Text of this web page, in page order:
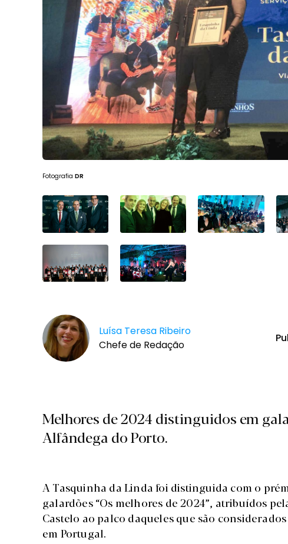
Fotografia DR
Luísa Teresa Ribeiro
Chefe de Redação
Melhores de 2024 distinguidos em
Alfândega do Porto.
A Tasquinha da Linda foi distinguida com o
galardões “Os melhores de 2024”, atribuídos
Castelo ao palco daqueles que são
em Portugal.